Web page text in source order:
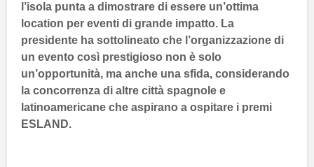
l’isola punta a dimostrare di essere un’ottima
location per eventi di grande impatto. La
presidente ha sottolineato che l’organizzazione di
un evento così prestigioso non è solo
un’opportunità, ma anche una sfida, considerando
la concorrenza di altre città spagnole e
latinoamericane che aspirano a ospitare i premi
ESLAND.